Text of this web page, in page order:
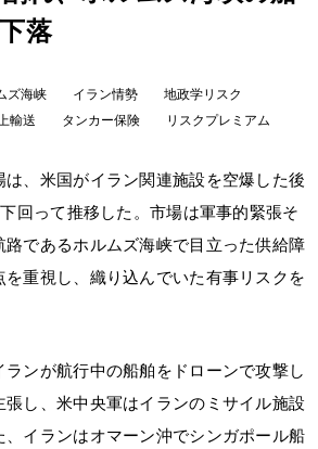
落
ズ海峡 イラン情勢
地政学リスク
輸送 タンカー保険 リスクプレミアム
、米国がイラン関連施設を空爆した後
回って推移した。市場は軍事的緊張そ
であるホルムズ海峡で目立った供給障
重視し、織り込んでいた有事リスクを
ランが航行中の船舶をドローンで攻撃し
し、米中央軍はイランのミサイル施設
、イランはオマーン沖でシンガポール船